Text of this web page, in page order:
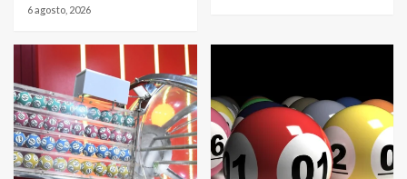
6 agosto, 2026